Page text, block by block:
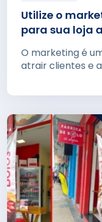
Utilize o
para sua loja
O marketing é
atrair clientes e